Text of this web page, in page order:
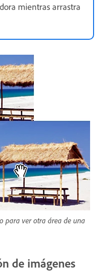
mientras arrastra
para ver otra área de una
de imágenes